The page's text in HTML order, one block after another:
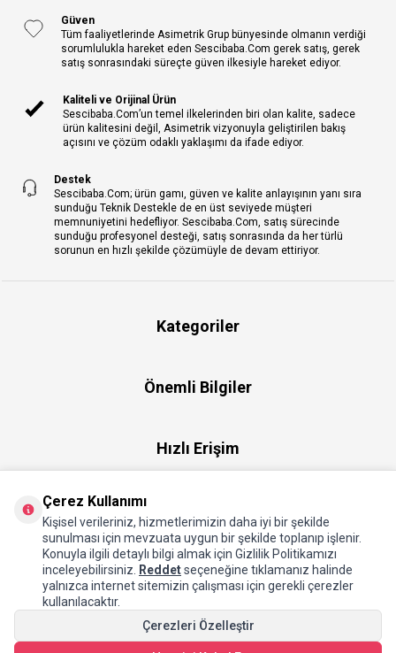
Güven
Tüm faaliyetlerinde Asimetrik Grup bünyesinde olmanın verdiği
sorumlulukla hareket eden Sescibaba.Com gerek satış, gerek
satış sonrasındaki süreçte güven ilkesiyle hareket ediyor.
Kaliteli ve Orijinal Ürün
Sescibaba.Com’un temel ilkelerinden biri olan kalite, sadece
ürün kalitesini değil, Asimetrik vizyonuyla geliştirilen bakış
açısını ve çözüm odaklı yaklaşımı da ifade ediyor.
Destek
Sescibaba.Com; ürün gamı, güven ve kalite anlayışının yanı sıra
sunduğu Teknik Destekle de en üst seviyede müşteri
memnuniyetini hedefliyor. Sescibaba.Com, satış sürecinde
sunduğu profesyonel desteği, satış sonrasında da her türlü
sorunun en hızlı şekilde çözümüyle de devam ettiriyor.
Kategoriler
Önemli Bilgiler
Hızlı Erişim
Hakkımızda
Çerez Kullanımı
Kişisel verileriniz, hizmetlerimizin daha iyi bir şekilde
sunulması için mevzuata uygun bir şekilde toplanıp işlenir.
Konuyla ilgili detaylı bilgi almak için Gizlilik Politikamızı
inceleyebilirsiniz.
Reddetseçeneğine tıklamanız halinde
yalnızca internet sitemizin çalışması için gerekli çerezler
kullanılacaktır.
Çerezleri Özelleştir